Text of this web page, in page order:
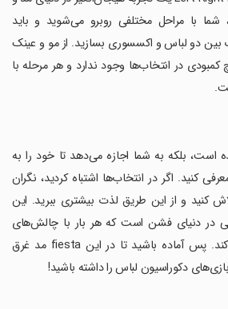
با مراحل مختلفی روبرو می‌شوید و باید
دو لباس و اکسسوری بسازید. از مو و عینک
در انتخاب‌ها وجود ندارد و هر مرحله با
است، بلکه به شما اجازه می‌دهد تا خود را به
کنید. اگر در انتخاب‌ها اشتباه کردید، نگران
کنید و از این طریق لذت بیشتری ببرید. این
در دنیای فشن است که هر بار با چالش‌های
جدیدی شما را غافلگیر می‌کند. پس آماده باشید تا در این fiesta مد غرق
دکوراسیون لباس را داشته باشید!